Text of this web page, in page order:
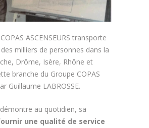
ASCENSEURS transporte
milliers de personnes dans la
Drôme, Isère, Rhône et
branche du Groupe COPAS
Guillaume LABROSSE.
démontre au quotidien, sa
une qualité de service